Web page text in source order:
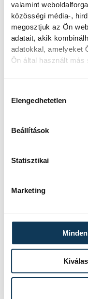
valamint
közösségi média-,
megosztjuk az Ön
adatait, akik
adatokkal, amelyeket
Ön által használt más
Elengedhetetlen
Beállítások
Statisztikai
Marketing